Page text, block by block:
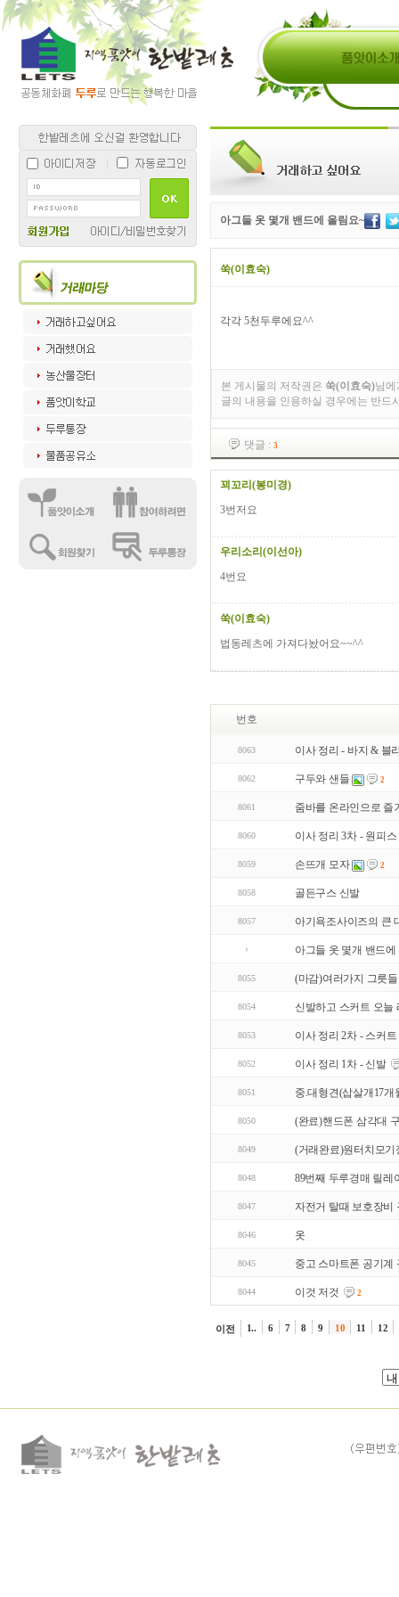
아그들 옷 몇개 밴드에 올림요~
쑥(이효숙)
각각 5천두루에요^^
본 게시물의 저작권은 쑥(이효숙)님
글의 내용을 인용하실 경우에는 반드
댓글 : 3
꾀꼬리(봉미경)
3번저요
우리소리(이선아)
4번요
쑥(이효숙)
법동레츠에 가져다놨어요~~^^
번호
8063 이사 정리 - 바지 & 블
8062 구두와 샌들 2
8061 줌바를 온라인으로 즐
8060 이사 정리 3차 - 원피스
8059 손뜨개 모자 2
8058 골든구스 신발
8057 아기욕조사이즈의 큰
아그들 옷 몇개 밴드
8055 (마감)여러가지 그릇들
8054 신발하고 스커트 오늘
8053 이사 정리 2차 - 스커트
8052 이사 정리 1차 - 신발
8051 중.대형견(삽살개17개
8050 (완료)핸드폰 삼각대
8049 (거래완료)원터치모기
8048 89번째 두루경매 릴레
8047 자전거 탈때 보호장비
8046 옷
8045 중고 스마트폰 공기계
8044 이것 저것 2
이전 1.. 6 7 8 9 10 11 12